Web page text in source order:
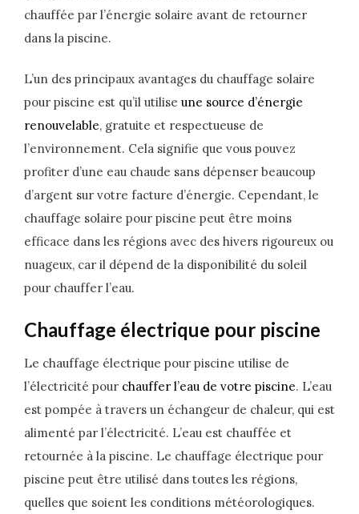
chauffée par l’énergie solaire avant de retourner
dans la piscine.
L’un des principaux avantages du chauffage solaire
pour piscine est qu’il utilise une source d’énergie
renouvelable, gratuite et respectueuse de
l’environnement. Cela signifie que vous pouvez
profiter d’une eau chaude sans dépenser beaucoup
d’argent sur votre facture d’énergie. Cependant, le
chauffage solaire pour piscine peut être moins
efficace dans les régions avec des hivers rigoureux ou
nuageux, car il dépend de la disponibilité du soleil
pour chauffer l’eau.
Chauffage électrique pour piscine
Le chauffage électrique pour piscine utilise de
l’électricité pour chauffer l’eau de votre piscine. L’eau
est pompée à travers un échangeur de chaleur, qui est
alimenté par l’électricité. L’eau est chauffée et
retournée à la piscine. Le chauffage électrique pour
piscine peut être utilisé dans toutes les régions,
quelles que soient les conditions météorologiques.